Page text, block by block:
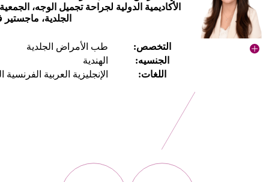
الأكاديمية الدولية لجراحة تجميل الوجه،
الجلدية،
التخصص:
طب الأمراض الجلدية
الجنسيه:
الهندية
اللغات:
الإنجليزية العربية الفرنسية